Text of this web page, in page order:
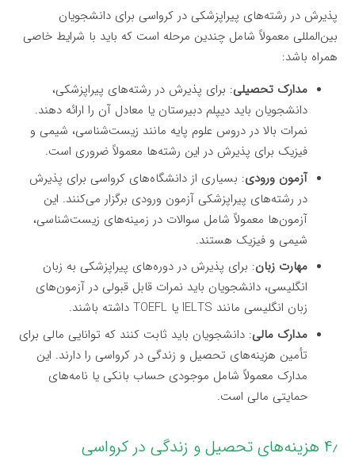
پذیرش در رشته‌های پیراپزشکی در کرواسی برای دانشجویان
بین‌المللی معمولاً شامل چندین مرحله است که باید با شرایط خاصی
همراه باشد:
مدارک تحصیلی: برای پذیرش در رشته‌های پیراپزشکی،
دانشجویان باید دیپلم دبیرستان یا معادل آن را ارائه دهند.
نمرات بالا در دروس علوم پایه مانند زیست‌شناسی، شیمی و
فیزیک برای پذیرش در این رشته‌ها معمولاً ضروری است.
آزمون ورودی: بسیاری از دانشگاه‌های کرواسی برای پذیرش
در رشته‌های پیراپزشکی آزمون ورودی برگزار می‌کنند. این
آزمون‌ها معمولاً شامل سوالات در زمینه‌های زیست‌شناسی،
شیمی و فیزیک هستند.
مهارت زبان: برای پذیرش در دوره‌های پیراپزشکی به زبان
انگلیسی، دانشجویان باید نمرات قابل قبولی در آزمون‌های
زبان انگلیسی مانند IELTS یا TOEFL داشته باشند.
مدارک مالی: دانشجویان باید ثابت کنند که توانایی مالی برای
تأمین هزینه‌های تحصیل و زندگی در کرواسی را دارند. این
مدارک معمولاً شامل موجودی حساب بانکی یا نامه‌های
حمایتی مالی است.
۴٫ هزینه‌های تحصیل و زندگی در کرواسی